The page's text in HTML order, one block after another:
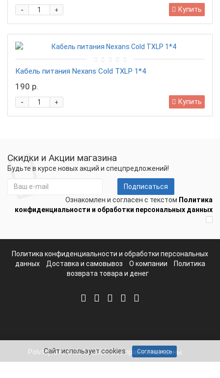
+
- Купить
Кабель питания Nexans Cold TXLP 1*4
190 р.
+
- Купить
Скидки и Акции магазина
Будьте в курсе новых акций и спецпредложений!
Подписаться
Ознакомлен и согласен с текстом Политика
конфиденциальности и обработки персональных данных
Политика конфиденциальности и обработки персональных
данных
Доставка и самовывоз О компании
Политика
возврата товара и денег
Polvteplo.ru © 2012-2025. Все права защищены.
Сайт использует cookies Соглашаюсь